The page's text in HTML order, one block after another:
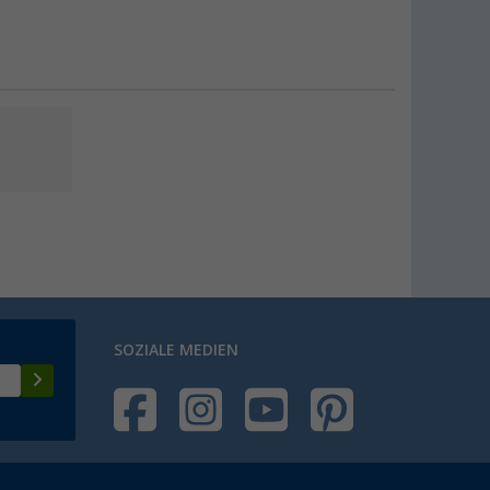
SOZIALE MEDIEN